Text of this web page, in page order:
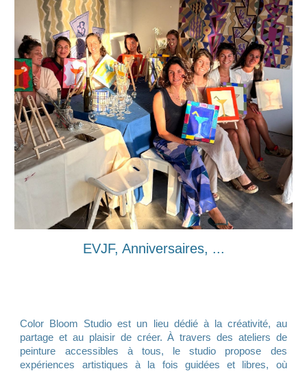
EVJF, Anniversaires, ...
Color Bloom Studio est un lieu dédié à la créativité, au
partage et au plaisir de créer. À travers des ateliers de
peinture accessibles à tous, le studio propose des
expériences artistiques à la fois guidées et libres, où